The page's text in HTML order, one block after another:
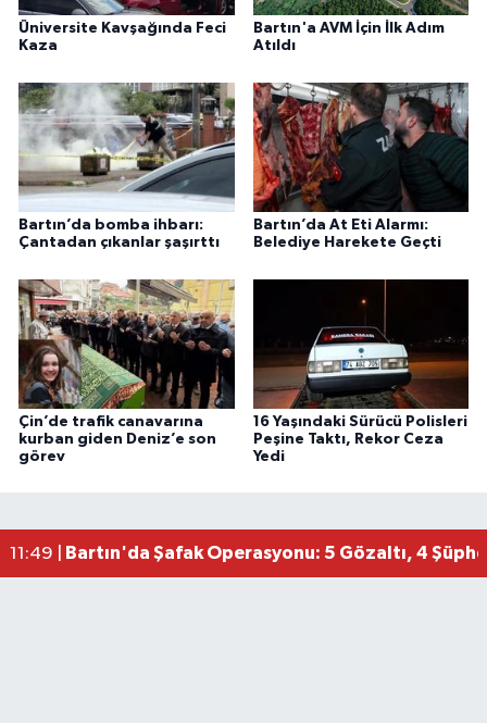
Üniversite Kavşağında Feci
Kaza
Bartın'a AVM İçin İlk Adım
Atıldı
Bartın’da bomba ihbarı:
Çantadan çıkanlar şaşırttı
Bartın’da At Eti Alarmı:
Belediye Harekete Geçti
Çin’de trafik canavarına
kurban giden Deniz’e son
görev
16 Yaşındaki Sürücü Polisleri
Peşine Taktı, Rekor Ceza
Yedi
11:49 | Bartın'da Şafak Operasyonu: 5 Gözaltı, 4